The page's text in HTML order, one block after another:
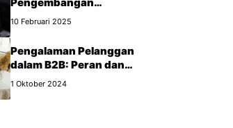
Perangkat Lunak
10 Februari 2025
Pengalaman Pelanggan
dalam B2B: Peran dan
Manfaat yang Wajib Kamu
1 Oktober 2024